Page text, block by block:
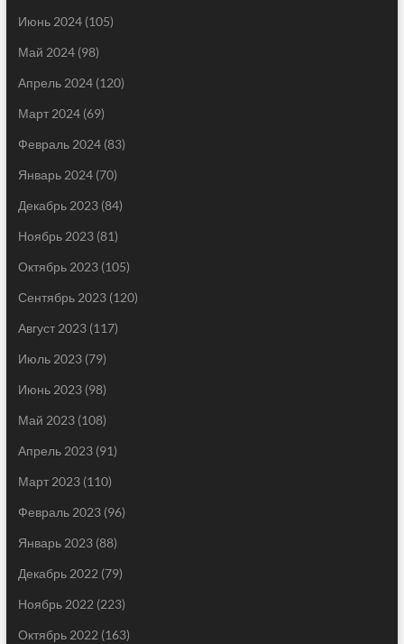
Июнь 2024(105)
Май 2024(98)
Апрель 2024(120)
Март 2024(69)
Февраль 2024(83)
Январь 2024(70)
Декабрь 2023(84)
Ноябрь 2023(81)
Октябрь 2023(105)
Сентябрь 2023(120)
Август 2023(117)
Июль 2023(79)
Июнь 2023(98)
Май 2023(108)
Апрель 2023(91)
Март 2023(110)
Февраль 2023(96)
Январь 2023(88)
Декабрь 2022 (79)
Ноябрь 2022 (223)
Октябрь 2022 (163)